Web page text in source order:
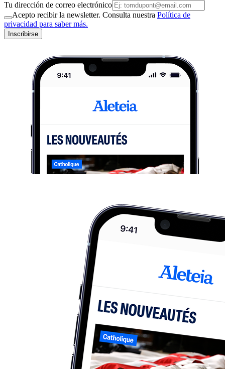
Tu dirección de correo electrónico
Acepto recibir la newsletter. Consulta nuestra Política de
privacidad para saber más.
Inscribirse